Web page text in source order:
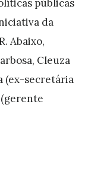
públicas
da
Abaixo,
Cleuza
(ex-secretária
(gerente